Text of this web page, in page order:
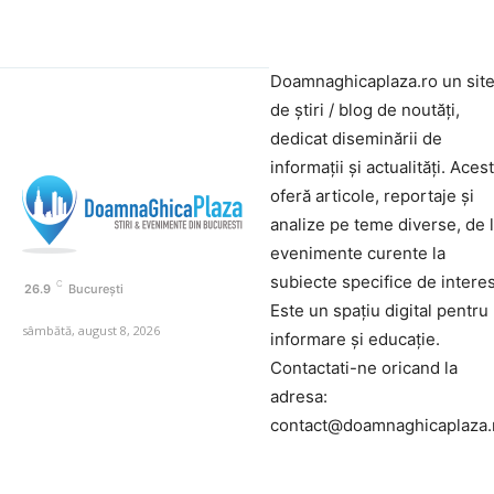
26.9 C București
sâmbătă, august 8, 2026
Doamnaghicaplaza.ro un site
de știri / blog de noutăți,
dedicat diseminării de
informații și actualități.
oferă articole, reportaje și
analize pe teme diverse, de
evenimente curente la
subiecte specifice de
Este un spațiu digital pentru
informare și educație.
Contactati-ne oricand la
adresa: